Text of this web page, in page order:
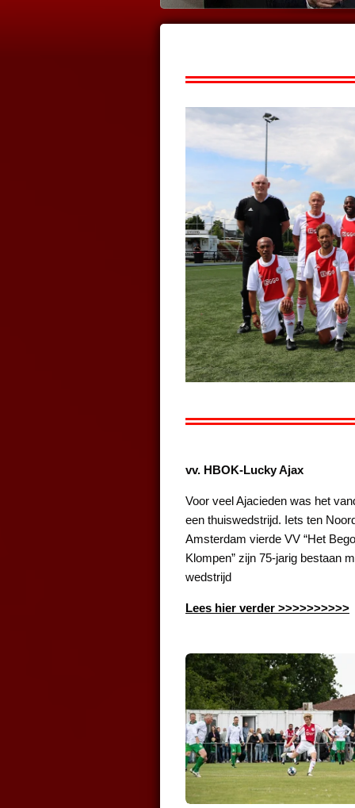
vv. HBOK-Lucky Ajax
Voor veel Ajacieden was het
een thuiswedstrijd. Iets ten
Amsterdam vierde VV “Het
Klompen” zijn 75-jarig bestaan
wedstrijd
Lees hier verder >>>>>>>>>>